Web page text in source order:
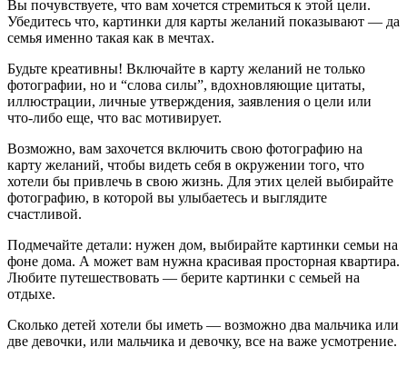
Вы почувствуете, что вам хочется стремиться к этой цели.
Убедитесь что, картинки для карты желаний показывают — да
семья именно такая как в мечтах.
Будьте креативны! Включайте в карту желаний не только
фотографии, но и “слова силы”, вдохновляющие цитаты,
иллюстрации, личные утверждения, заявления о цели или
что-либо еще, что вас мотивирует.
Возможно, вам захочется включить свою фотографию на
карту желаний, чтобы видеть себя в окружении того, что
хотели бы привлечь в свою жизнь. Для этих целей выбирайте
фотографию, в которой вы улыбаетесь и выглядите
счастливой.
Подмечайте детали: нужен дом, выбирайте картинки семьи на
фоне дома. А может вам нужна красивая просторная квартира.
Любите путешествовать — берите картинки с семьей на
отдыхе.
Сколько детей хотели бы иметь — возможно два мальчика или
две девочки, или мальчика и девочку, все на важе усмотрение.